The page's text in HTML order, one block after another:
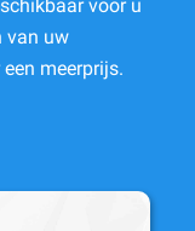
voor u
van uw
meerprijs.